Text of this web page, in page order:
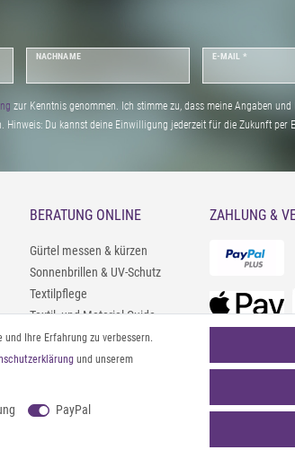
NACHNAME E-MAIL *
zur Kenntnis genommen. Ich stimme zu, dass meine Angaben
Hinweis: Du kannst deine Einwilligung jederzeit für die Zukunft per
BERATUNG ONLINE
Gürtel messen & kürzen
Sonnenbrillen & UV-Schutz
Textilpflege
Textil- und Material-Guide
Geldbörse richtig organisieren
Pflegeanleitung für Caps
ZAHLUNG &
Ihre Erfahrung zu verbessern.
und unserem
PayPal